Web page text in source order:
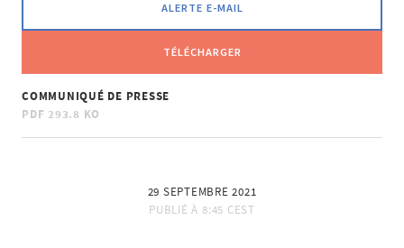
ALERTE E-MAIL
TÉLÉCHARGER
COMMUNIQUÉ DE PRESSE
PDF 293.8 KO
29 SEPTEMBRE 2021
PUBLIÉ À 8:45 CEST